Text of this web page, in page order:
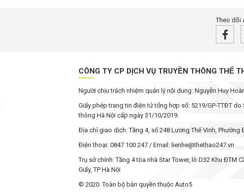
Theo dõi
CÔNG TY CP DỊCH VỤ TRUYỀN THÔNG THỂ
Người chịu trách nhiệm quản lý nội dung: Nguyễn Huy
Giấy phép trang tin điện tử tổng hợp số: 5219/GP-TTĐT do
thông Hà Nội cấp ngày 31/10/2019.
Địa chỉ giao dịch: Tầng 4, số 248 Lương Thế Vinh, Phường
Điện thoại: 0847 100 247 / Email: lienhe@thethao247.vn
Trụ sở chính: Tầng 4 tòa nhà Star Tower, lô D32 Khu ĐTM
Giấy, TP Hà Nội
© 2020. Toàn bộ bản quyền thuộc Auto5